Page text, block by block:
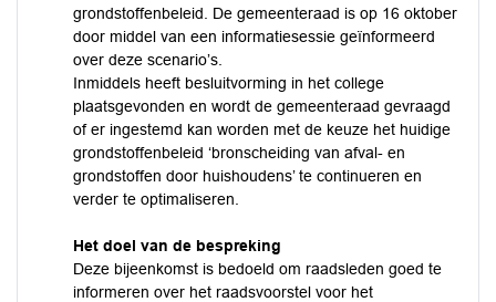
grondstoffenbeleid. De gemeenteraad is op 16 oktober
door middel van een informatiesessie geïnformeerd
over deze scenario’s.
Inmiddels heeft besluitvorming in het college
plaatsgevonden en wordt de gemeenteraad gevraagd
of er ingestemd kan worden met de keuze het huidige
grondstoffenbeleid ‘bronscheiding van afval- en
grondstoffen door huishoudens’ te continueren en
verder te optimaliseren.
Het doel van de bespreking
Deze bijeenkomst is bedoeld om raadsleden goed te
informeren over het raadsvoorstel voor het